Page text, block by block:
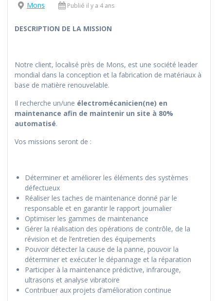
Mons Publié il y a 4 ans
DESCRIPTION DE LA MISSION
Notre client, localisé près de Mons, est une société leader
mondial dans la conception et la fabrication de matériaux à
base de matière renouvelable.
Il recherche un/une électromécanicien(ne) en
maintenance afin de maintenir un site à 80%
automatisé.
Vos missions seront de :
Déterminer et améliorer les éléments des systèmes
défectueux
Réaliser les taches de maintenance donné par le
responsable et en garantir le rapport journalier
Optimiser les gammes de maintenance
Gérer la réalisation des opérations de contrôle, de la
révision et de l’entretien des équipements
Pouvoir détecter la cause de la panne, pouvoir la
déterminer et exécuter le dépannage et la réparation
Participer à la maintenance prédictive, infrarouge,
ultrasons et analyse vibratoire
Contribuer aux projets d’amélioration continue